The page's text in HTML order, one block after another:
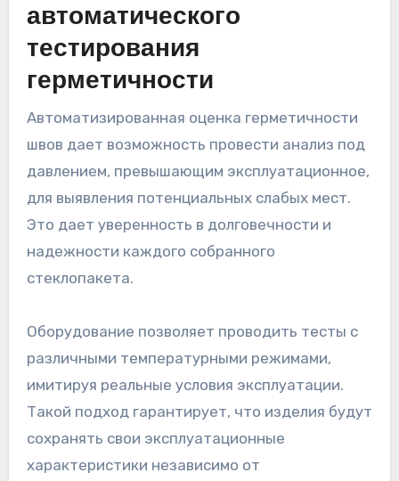
автоматического
тестирования
герметичности
Автоматизированная оценка герметичности
швов дает возможность провести анализ под
давлением, превышающим эксплуатационное,
для выявления потенциальных слабых мест.
Это дает уверенность в долговечности и
надежности каждого собранного
стеклопакета.
Оборудование позволяет проводить тесты с
различными температурными режимами,
имитируя реальные условия эксплуатации.
Такой подход гарантирует, что изделия будут
сохранять свои эксплуатационные
характеристики независимо от